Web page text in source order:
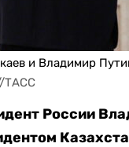
и Владимир
ТАСС
России